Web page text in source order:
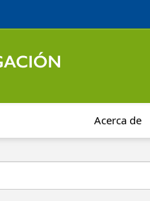
Acerca de